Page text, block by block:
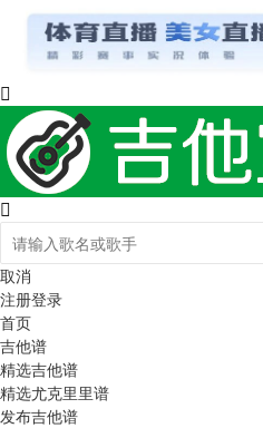
取消
注册登录
首页
吉他谱
精选吉他谱
精选尤克里里谱
发布吉他谱